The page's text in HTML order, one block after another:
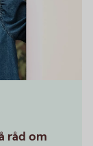
råd om